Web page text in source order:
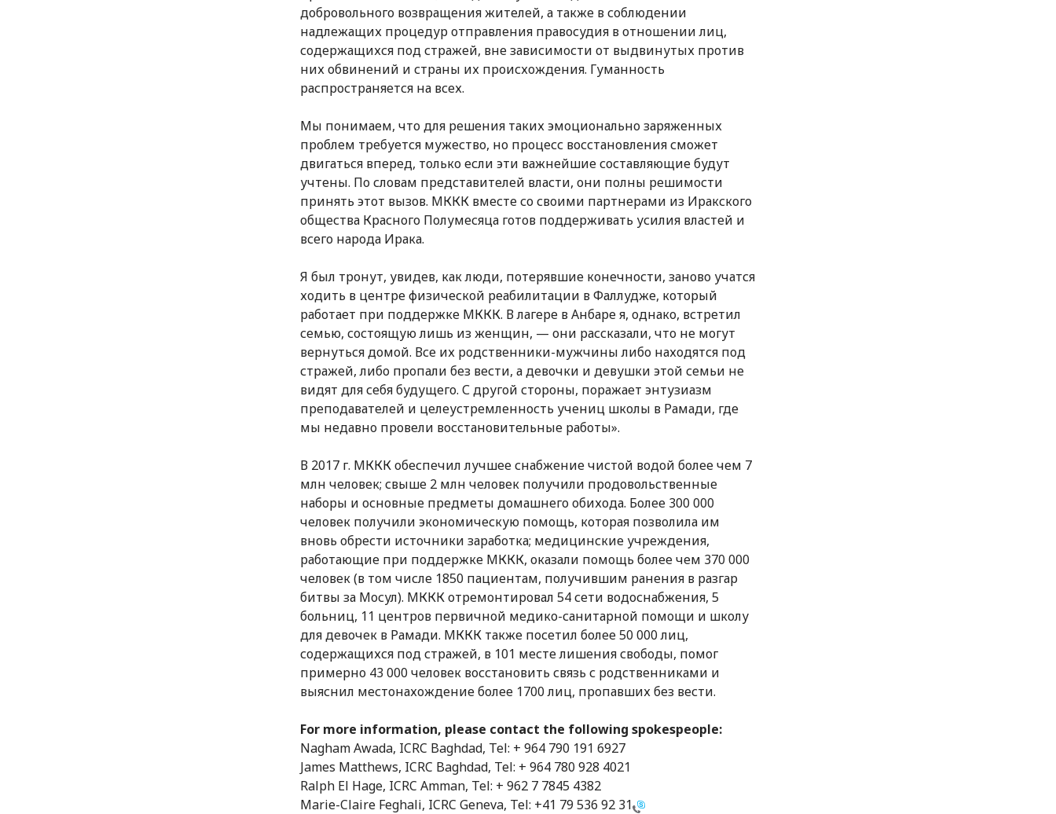
добровольного возвращения жителей, а также в соблюдении
надлежащих процедур отправления правосудия в отношении лиц,
содержащихся под стражей, вне зависимости от выдвинутых против
них обвинений и страны их происхождения. Гуманность
распространяется на всех.
Мы понимаем, что для решения таких эмоционально заряженных
проблем требуется мужество, но процесс восстановления сможет
двигаться вперед, только если эти важнейшие составляющие будут
учтены. По словам представителей власти, они полны решимости
принять этот вызов. МККК вместе со своими партнерами из Иракского
общества Красного Полумесяца готов поддерживать усилия властей и
всего народа Ирака.
Я был тронут, увидев, как люди, потерявшие конечности, заново учатся
ходить в центре физической реабилитации в Фаллудже, который
работает при поддержке МККК. В лагере в Анбаре я, однако, встретил
семью, состоящую лишь из женщин, — они рассказали, что не могут
вернуться домой. Все их родственники-мужчины либо находятся под
стражей, либо пропали без вести, а девочки и девушки этой семьи не
видят для себя будущего. С другой стороны, поражает энтузиазм
преподавателей и целеустремленность учениц школы в Рамади, где
мы недавно провели восстановительные работы».
В 2017 г. МККК обеспечил лучшее снабжение чистой водой более чем 7
млн человек; свыше 2 млн человек получили продовольственные
наборы и основные предметы домашнего обихода. Более 300 000
человек получили экономическую помощь, которая позволила им
вновь обрести источники заработка; медицинские учреждения,
работающие при поддержке МККК, оказали помощь более чем 370 000
человек (в том числе 1850 пациентам, получившим ранения в разгар
битвы за Мосул). МККК отремонтировал 54 сети водоснабжения, 5
больниц, 11 центров первичной медико-санитарной помощи и школу
для девочек в Рамади. МККК также посетил более 50 000 лиц,
содержащихся под стражей, в 101 месте лишения свободы, помог
примерно 43 000 человек восстановить связь с родственниками и
выяснил местонахождение более 1700 лиц, пропавших без вести.
For more information, please contact the following spokespeople:
Nagham Awada, ICRC Baghdad, Tel: + 964 790 191 6927
James Matthews, ICRC Baghdad, Tel: + 964 780 928 4021
Ralph El Hage, ICRC Amman, Tel: + 962 7 7845 4382
Marie-Claire Feghali, ICRC Geneva, Tel: +41 79 536 92 31